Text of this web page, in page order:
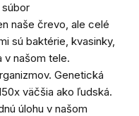
naše črevo, ale celé
sú baktérie, kvasinky,
v našom tele.
Genetická
väčšia ako ľudská.
úlohu v našom